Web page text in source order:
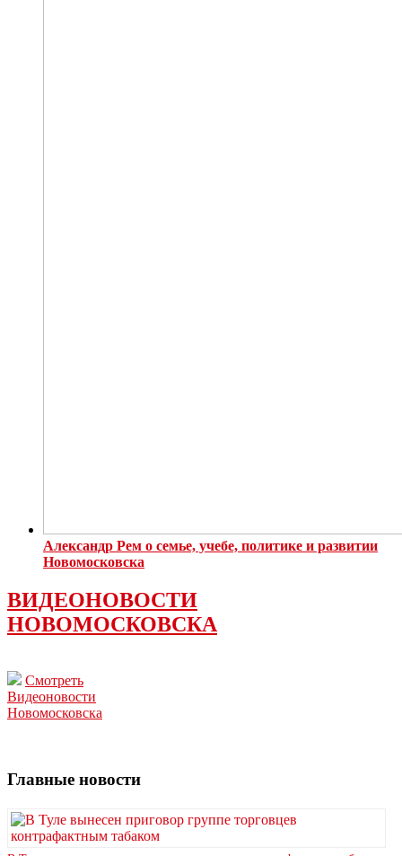
Александр Рем о семье, учебе, политике и развитии
Новомосковска
ВИДЕОНОВОСТИ
НОВОМОСКОВСКА
Смотреть
Видеоновости
Новомосковска
Главные новости